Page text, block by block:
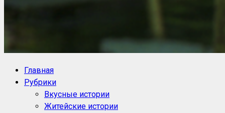
Блог историй NoorySan
Главная
Рубрики
Вкусные истории
Житейские истории